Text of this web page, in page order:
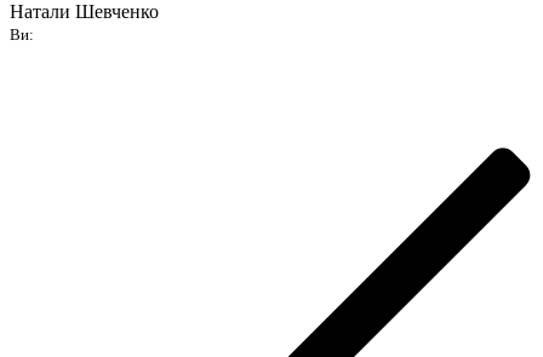
Натали Шевченко
Ви: